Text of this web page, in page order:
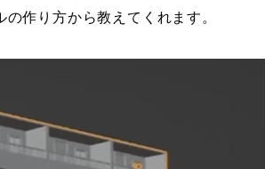
作り方から教えてくれます。